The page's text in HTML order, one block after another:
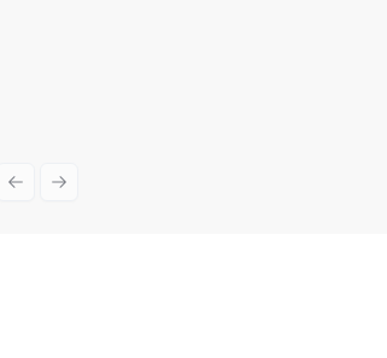
Previous slide
Next slide